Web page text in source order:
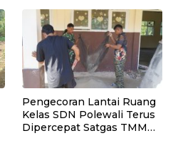
Pengecoran Lantai Ruang
Kelas SDN Polewali Terus
Dipercepat Satgas TMMD